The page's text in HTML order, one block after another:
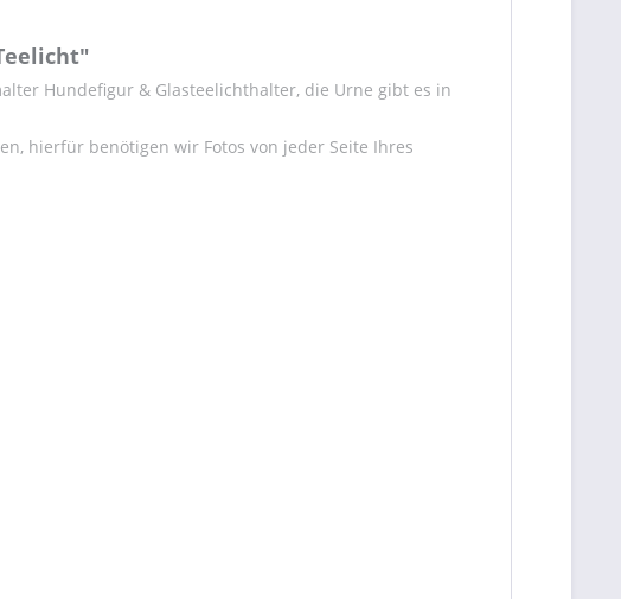
Hundefigur & Glasteelichthalter, die Urne gibt es in
hierfür benötigen wir Fotos von jeder Seite Ihres